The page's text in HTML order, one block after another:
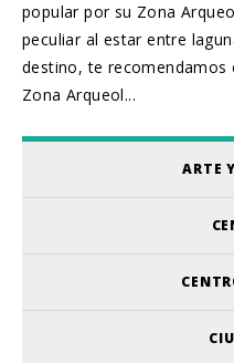
popular por su Zona
peculiar al estar entre
destino, te recomendamos
Zona Arqueol...
ARTE